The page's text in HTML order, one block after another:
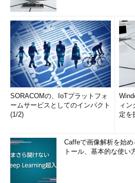
SORACOMの、IoTプラットフォ
ームサービスとしてのインパクト
(1/2)
ィ
定を
Caffeで画像解析を始
トール、基本的な使い